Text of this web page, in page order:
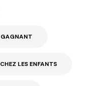
GAGNANT
LES ENFANTS